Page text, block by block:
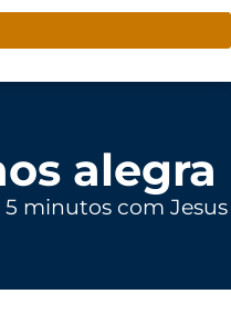
alegra
5 minutos com Jesus